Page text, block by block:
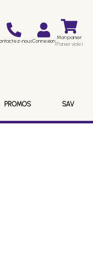
nousConnexion Mon panier
(Panier vide)
PROMOS SAV